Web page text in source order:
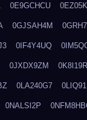
0E9GCHCU
0GJSAH4M
0IF4Y4UQ
0JXDX9ZM
0LA240G7
0NALSI2P